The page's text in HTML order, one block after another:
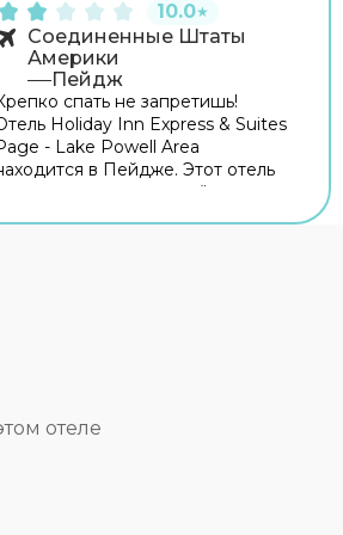
10.0★
Соединенные Штаты
Америки
Пейдж
спать не запретишь!
Holiday Inn Express & Suites
- Lake Powell Area
в Пейдже. Этот отель
располагается неподалёку от
автопутешественников
бесплатная
отеле